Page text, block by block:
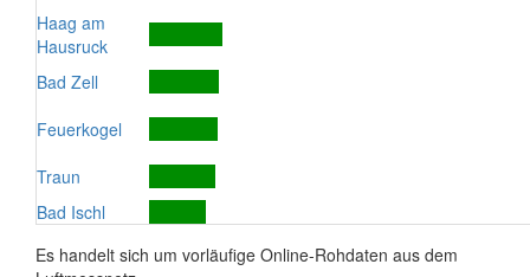
Haag am
Hausruck
Bad Zell
Feuerkogel
Traun
Bad Ischl
Es handelt sich um vorläufige Online-Rohdaten aus dem